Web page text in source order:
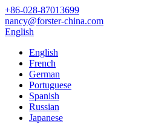
+86-028-87013699
nancy@forster-china.com
English
English
French
German
Portuguese
Spanish
Russian
Japanese